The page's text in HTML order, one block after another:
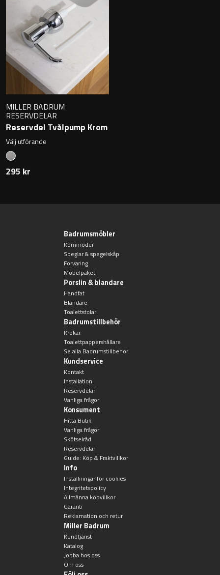
MILLER BADRUM
RESERVDELAR
Reservdel Tvålpump Krom
Välj utförande
295 kr
Badrumsmöbler
Kommoder
Speglar & spegelskåp
Förvaring
Möbelpaket
Porslin & blandare
Handfat
Blandare
Toalettstolar
Badrumstillbehör
Krokar
Toalettpappershållare
Se alla Badrumstillbehör
Kundservice
Kontakt
Installation
Reservdelar
Vanliga frågor
Konsument
Hitta Butik
Vanliga frågor
Skötselråd
Reservdelar
Guide: Köp & Fraktvillkor
Info
Inställningar för cookies
Integritetspolicy
Allmänna köpvillkor
Garanti
Reklamation och retur
Miller Badrum
Kundtjänst
Katalog
Jobba hos oss
Om oss